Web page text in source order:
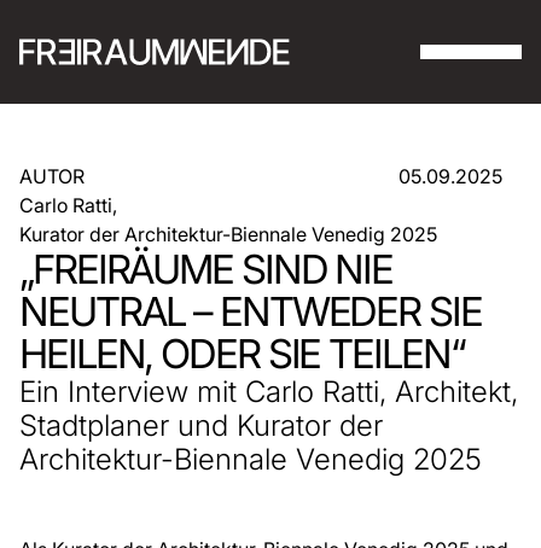
AUTOR
Carlo Ratti,
Kurator der Architektur-Biennale Venedig 2025
05.09.2025
„FREIRÄUME SIND NIE
NEUTRAL – ENTWEDER SIE
HEILEN, ODER SIE TEILEN“
Ein Interview mit Carlo Ratti, Architekt,
Stadtplaner und Kurator der
Architektur-Biennale Venedig 2025